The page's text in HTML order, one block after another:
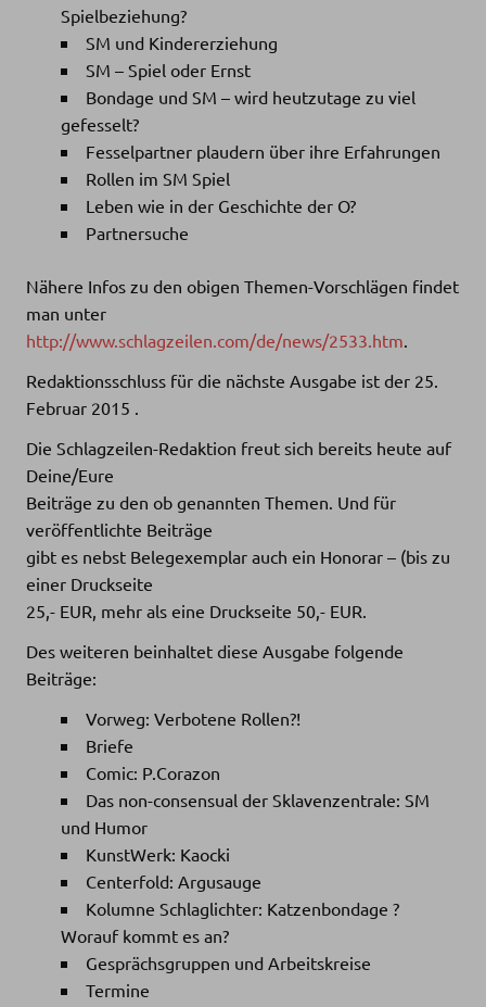
Spielbeziehung?
SM und Kindererziehung
SM – Spiel oder Ernst
Bondage und SM – wird heutzutage zu viel
gefesselt?
Fesselpartner plaudern über ihre Erfahrungen
Rollen im SM Spiel
Leben wie in der Geschichte der O?
Partnersuche
Nähere Infos zu den obigen Themen-Vorschlägen findet
man unter
http://www.schlagzeilen.com/de/news/2533.htm
Redaktionsschluss für die nächste Ausgabe ist der 25.
Februar 2015 .
Die Schlagzeilen-Redaktion freut sich bereits heute auf
Deine/Eure
Beiträge zu den ob genannten Themen. Und für
veröffentlichte Beiträge
gibt es nebst Belegexemplar auch ein Honorar – (bis zu
einer Druckseite
25,- EUR, mehr als eine Druckseite 50,- EUR.
Des weiteren beinhaltet diese Ausgabe folgende
Beiträge:
Vorweg: Verbotene Rollen?!
Briefe
Comic: P.Corazon
Das non-consensual der Sklavenzentrale: SM
und Humor
KunstWerk: Kaocki
Centerfold: Argusauge
Kolumne Schlaglichter: Katzenbondage ?
Worauf kommt es an?
Gesprächsgruppen und Arbeitskreise
Termine